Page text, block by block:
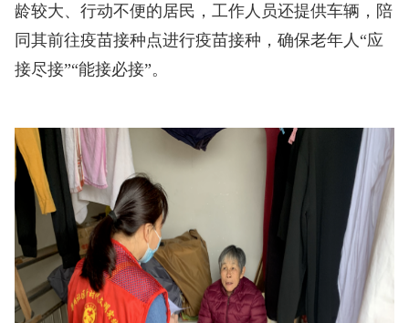
龄较大、行动不便的居民，工作人员还提供车辆，陪
同其前往疫苗接种点进行疫苗接种，确保老年人“应
接尽接”“能接必接”。